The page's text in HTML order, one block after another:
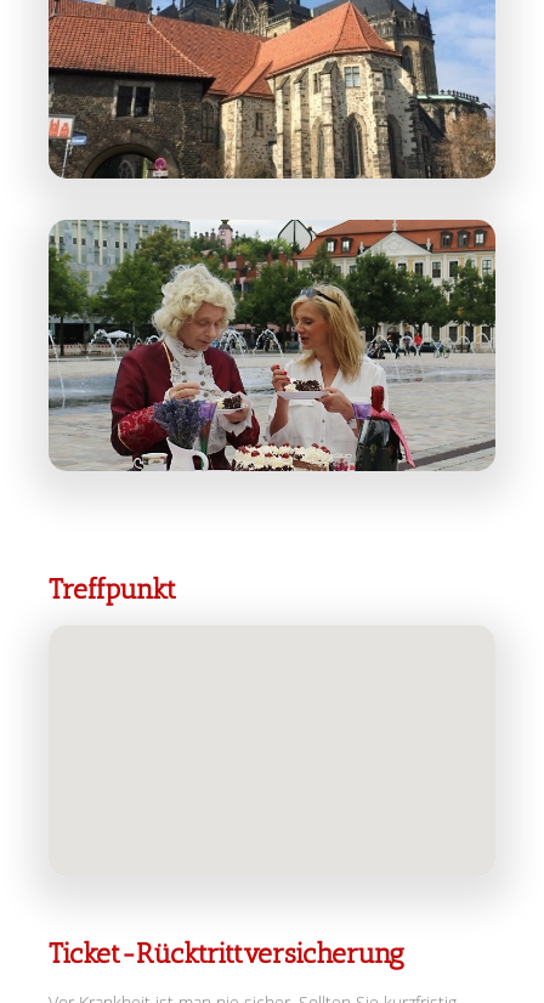
Treffpunkt
Ticket-Rücktrittversicherung